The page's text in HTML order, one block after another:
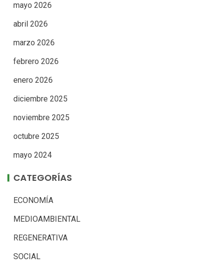
mayo 2026
abril 2026
marzo 2026
febrero 2026
enero 2026
diciembre 2025
noviembre 2025
octubre 2025
mayo 2024
CATEGORÍAS
ECONOMÍA
MEDIOAMBIENTAL
REGENERATIVA
SOCIAL